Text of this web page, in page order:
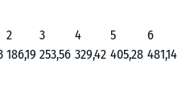
2 3 4 5
6
186,19 253,56 329,42 405,28 481,14